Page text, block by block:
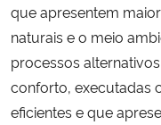
Ministério da Agricultura,
Ministério da Educação
Ministério da Cidadania
que apresentem
naturais e o meio
processos
conforto, executadas
eficientes e que